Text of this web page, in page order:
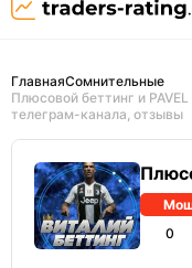
ГлавнаяСомнительные
Плюсовой беттинг и
телеграм-канала, отзывы
0